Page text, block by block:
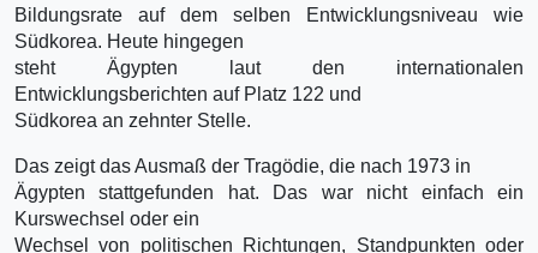
Bildungsrate auf dem selben Entwicklungsniveau wie
Südkorea. Heute hingegen
steht Ägypten laut den internationalen
Entwicklungsberichten auf Platz 122 und
Südkorea an zehnter Stelle.
Das zeigt das Ausmaß der Tragödie, die nach 1973 in
Ägypten stattgefunden hat. Das war nicht einfach ein
Kurswechsel oder ein
Wechsel von politischen Richtungen, Standpunkten oder